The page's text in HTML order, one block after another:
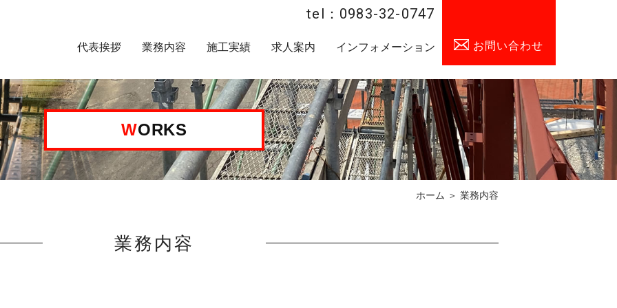
tel：0983-32-0747
代表挨拶 業務内容 施工実績 求人案内 インフォメーション お問い合わせ
WORKS
ホーム ＞ 業務内容
業務内容